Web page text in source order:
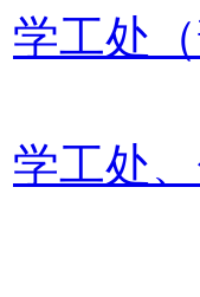
学工处
学工处